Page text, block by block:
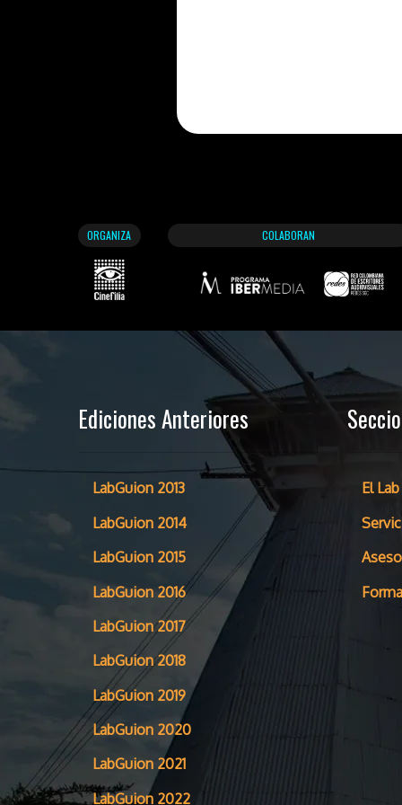
ORGANIZA COLABORAN
Ediciones Anteriores
LabGuion 2013
LabGuion 2014
LabGuion 2015
LabGuion 2016
LabGuion 2017
LabGuion 2018
LabGuion 2019
LabGuion 2020
LabGuion 2021
LabGuion 2022
El Lab